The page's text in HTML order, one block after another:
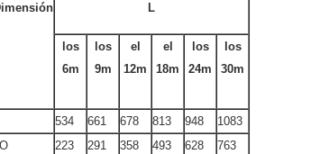
L
los
6m
los
9m
el
12m
el
18m
los
24m
los
30m
534 661 678 813 948
1083
223 291 358 493 628
763